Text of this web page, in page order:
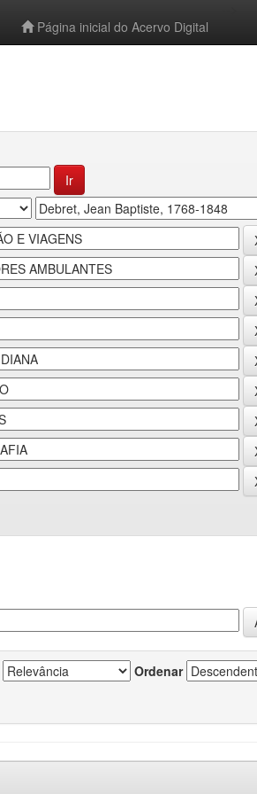
Página inicial do Acervo Digital
Ordenar